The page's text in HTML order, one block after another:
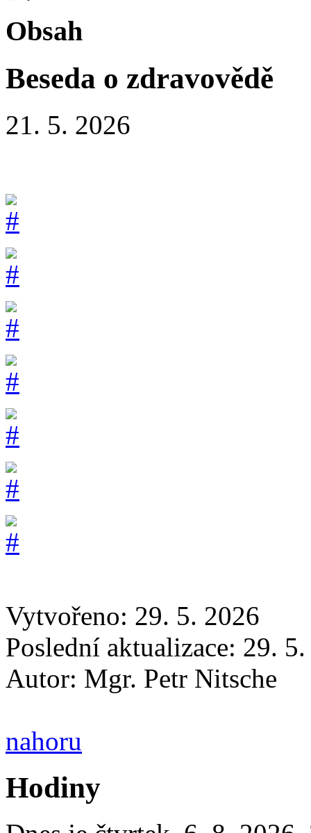
Obsah
Beseda o zdravovědě
21. 5. 2026
Vytvořeno: 29. 5. 2026
Poslední aktualizace: 29.
Autor: Mgr. Petr Nitsche
nahoru
Hodiny